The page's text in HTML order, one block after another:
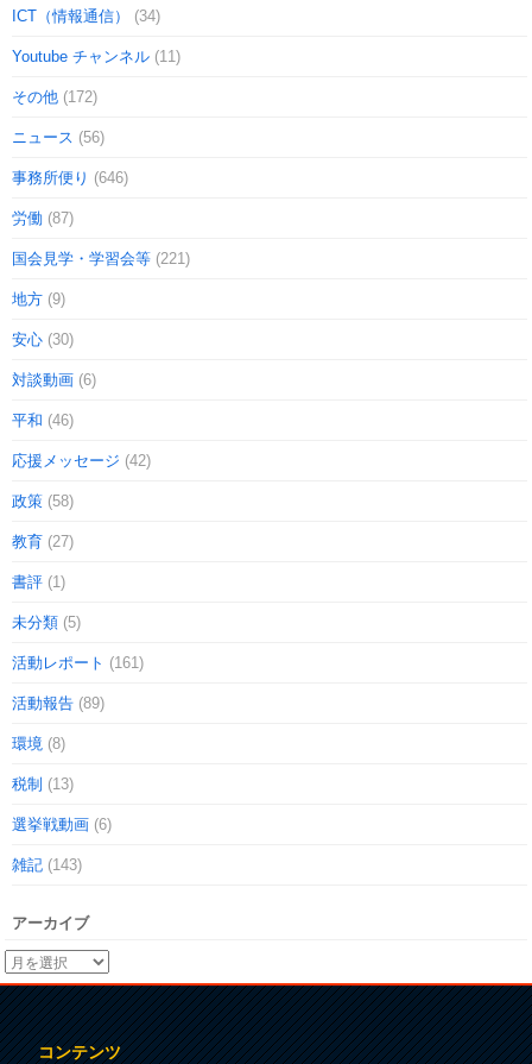
ICT（情報通信） (34)
Youtube チャンネル (11)
その他 (172)
ニュース (56)
事務所便り (646)
労働 (87)
国会見学・学習会等 (221)
地方 (9)
安心 (30)
対談動画 (6)
平和 (46)
応援メッセージ (42)
政策 (58)
教育 (27)
書評 (1)
未分類 (5)
活動レポート (161)
活動報告 (89)
環境 (8)
税制 (13)
選挙戦動画 (6)
雑記 (143)
アーカイブ
コンテンツ